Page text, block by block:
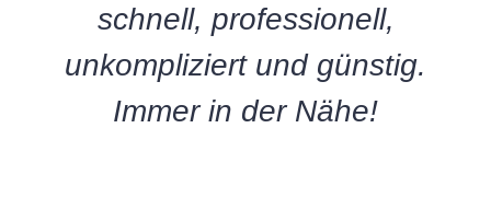
schnell, professionell,
unkompliziert und günstig.
Immer in der Nähe!